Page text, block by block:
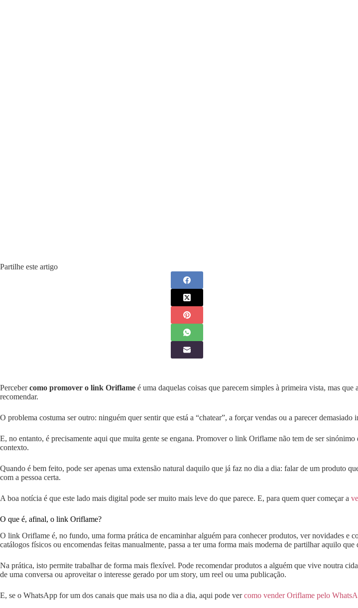
Partilhe este artigo
Percebercomo promover o link Oriflame é uma daquelas coisas que parecem simples à primeira vista, mas
recomendar.
O problema costuma ser outro: ninguém quer sentir que está a “chatear”, a forçar vendas ou a parecer demasiado
E, no entanto, é precisamente aqui que muita gente se engana. Promover o link Oriflame não tem de ser
contexto.
Quando é bem feito, pode ser apenas uma extensão natural daquilo que já faz no dia a dia: falar de um produto
com a pessoa certa.
A boa notícia é que este lado mais digital pode ser muito mais leve do que parece. E, para quem quer começar a
O que é, afinal, o link Oriflame?
O link Oriflame é, no fundo, uma forma prática de encaminhar alguém para conhecer produtos, ver novidades e
catálogos físicos ou encomendas feitas manualmente, passa a ter uma forma mais moderna de partilhar aquilo que
Na prática, isto permite trabalhar de forma mais flexível. Pode recomendar produtos a alguém que vive noutra
de uma conversa ou aproveitar o interesse gerado por um story, um reel ou uma publicação.
E, se o WhatsApp for um dos canais que mais usa no dia a dia, aqui pode vercomo vender Oriflame pelo